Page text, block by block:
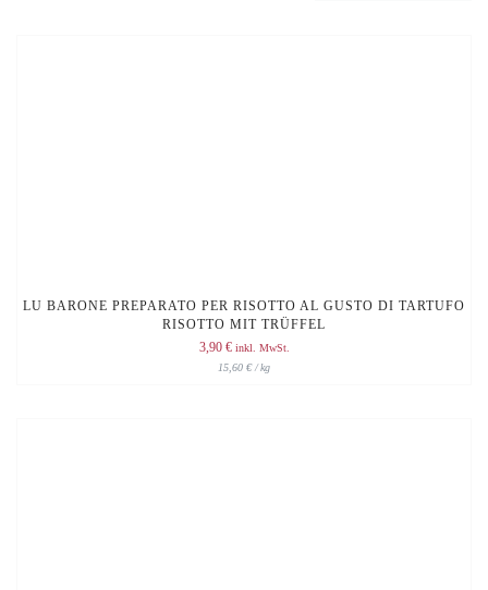
LU BARONE PREPARATO PER RISOTTO AL GUSTO DI TARTUFO
RISOTTO MIT TRÜFFEL
3,90 € inkl. MwSt.
15,60 € /kg